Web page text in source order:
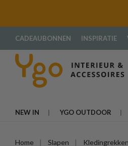
CADEAUBONNEN INSPIRATIE
NEW IN YGO OUTDOOR
Home Slapen Kledingrekken